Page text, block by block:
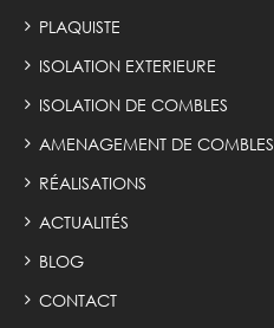
PLAQUISTE
ISOLATION EXTERIEURE
ISOLATION DE COMBLES
AMENAGEMENT DE COMBLES
RÉALISATIONS
ACTUALITÉS
BLOG
CONTACT